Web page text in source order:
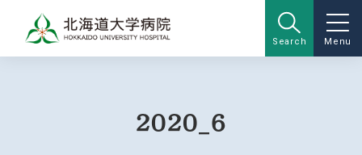
Search Menu
2020_6